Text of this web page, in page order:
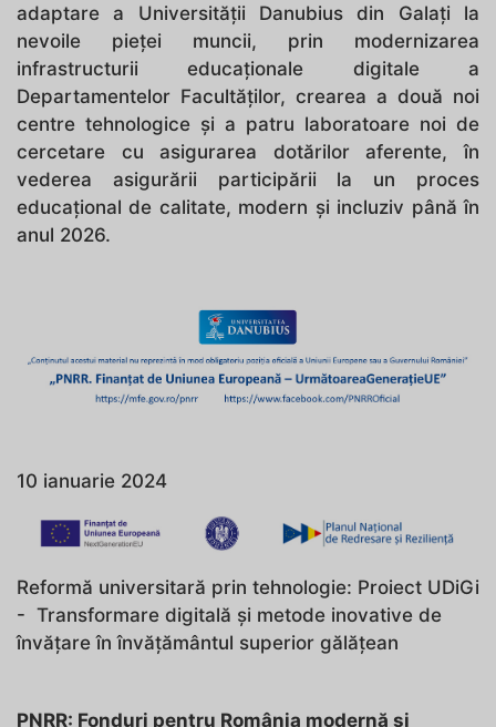
adaptare a Universității Danubius din Galați la
nevoile pieței muncii, prin modernizarea
infrastructurii educaționale digitale a
Departamentelor Facultăților, crearea a două noi
centre tehnologice și a patru laboratoare noi de
cercetare cu asigurarea dotărilor aferente, în
vederea asigurării participării la un proces
educațional de calitate, modern și incluziv până în
anul 2026.
10 ianuarie 2024
Reformă universitară prin tehnologie: Proiect UDiGi
- Transformare digitală și metode inovative de
învățare în învățământul superior gălățean
PNRR: Fonduri pentru România modernă și